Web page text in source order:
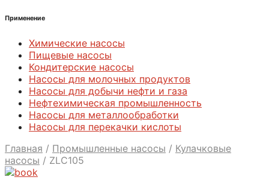
Применение
Химические насосы
Пищевые насосы
Кондитерские насосы
Насосы для молочных продуктов
Насосы для добычи нефти и газа
Нефтехимическая промышленность
Насосы для металлообработки
Насосы для перекачки кислоты
Главная / Промышленные насосы / Кулачковые
насосы / ZLС105